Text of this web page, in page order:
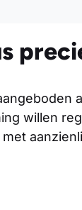
willen